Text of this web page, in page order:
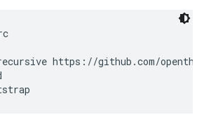
https://github.com/